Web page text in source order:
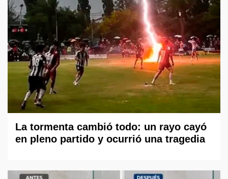
La tormenta cambió todo: un rayo cayó
en pleno partido y ocurrió una tragedia